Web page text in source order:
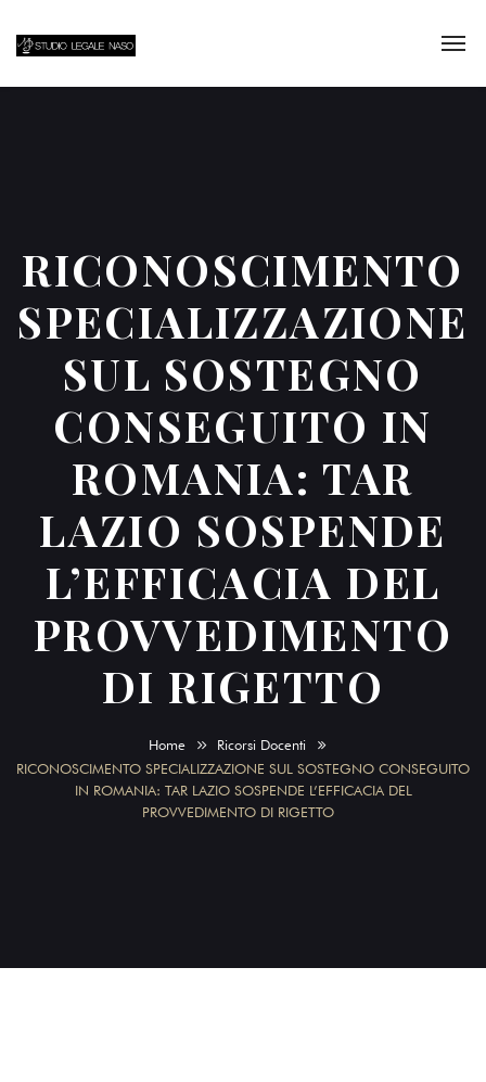
RICONOSCIMENTO
SPECIALIZZAZIONE
SUL SOSTEGNO
CONSEGUITO IN
ROMANIA: TAR
LAZIO SOSPENDE
L’EFFICACIA DEL
PROVVEDIMENTO
DI RIGETTO
Home
Ricorsi Docenti
RICONOSCIMENTO SPECIALIZZAZIONE SUL SOSTEGNO CONSEGUITO
IN ROMANIA: TAR LAZIO SOSPENDE L’EFFICACIA DEL
PROVVEDIMENTO DI RIGETTO